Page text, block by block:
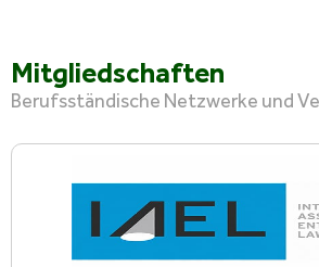
Mitgliedschaften
Berufsständische Netzwerke und